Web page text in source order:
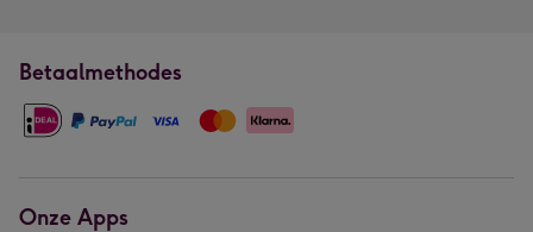
Betaalmethodes
Onze Apps